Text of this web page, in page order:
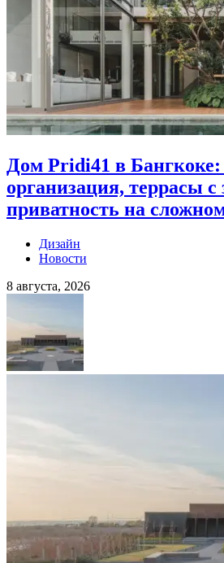
Дом Pridi41 в Бангкоке:
организация, террасы с
приватность на
Дизайн
Новости
8 августа, 2026